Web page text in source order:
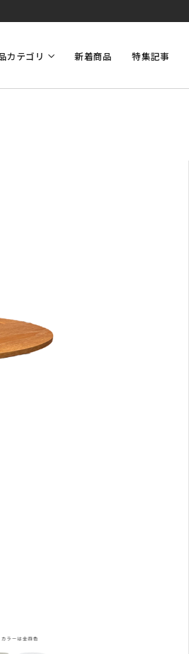
カテゴリ 新着商品 特集記事